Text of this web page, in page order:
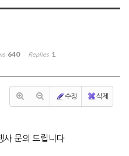
640 Replies 1
수정 삭제
사 문의 드립니다